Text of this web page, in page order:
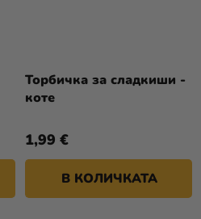
Торбичка за сладкиши -
коте
1,99 €
В КОЛИЧКАТА